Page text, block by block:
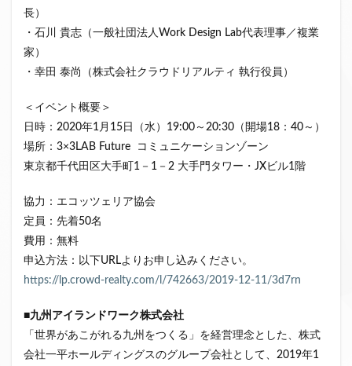
長）
・石川 貴志（一般社団法人Work Design Lab代表理事／複業
家）
・幸田 泰尚（株式会社クラウドリアルティ 執行役員）
＜イベント概要＞
日時：2020年1月15日（水）19:00～20:30（開場18：40～）
場所：3×3LAB Future コミュニケーションゾーン
東京都千代田区大手町1－1－2 大手門タワー・JXビル1階
協力：エコッツェリア協会
定員：先着50名
費用：無料
申込方法：以下URLよりお申し込みください。
https://lp.crowd-realty.com/l/742663/2019-12-11/3d7rn
■九州アイランドワーク株式会社
「世界があこがれる九州をつくる」を経営理念とした、株式
会社一平ホールディングスのグループ会社として、2019年1